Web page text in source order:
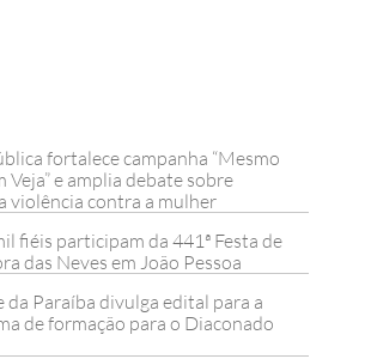
fortalece campanha “Mesmo
Veja” e amplia debate sobre
violência contra a mulher
fiéis participam da 441ª Festa de
das Neves em João Pessoa
da Paraíba divulga edital para a
de formação para o Diaconado